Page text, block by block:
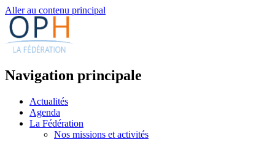
Aller au contenu principal
Navigation principale
Actualités
Agenda
La Fédération
Nos missions et activités